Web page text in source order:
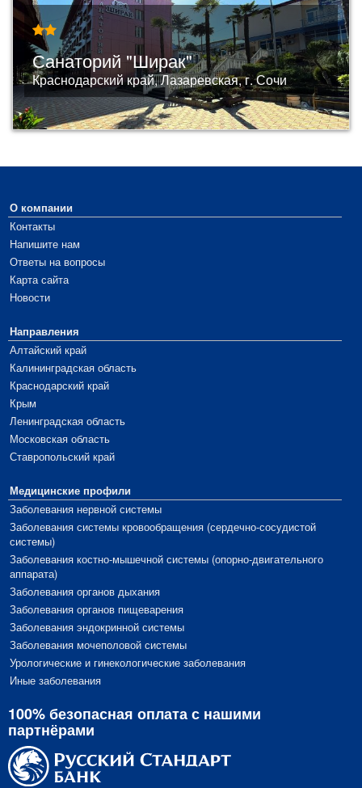
Санаторий "Ширак"
Краснодарский край, Лазаревская, г. Сочи
О компании
Контакты
Напишите нам
Ответы на вопросы
Карта сайта
Новости
Направления
Алтайский край
Калининградская область
Краснодарский край
Крым
Ленинградская область
Московская область
Ставропольский край
Медицинские профили
Заболевания нервной системы
Заболевания системы кровообращения (сердечно-сосудистой
системы)
Заболевания костно-мышечной системы (опорно-двигательного
аппарата)
Заболевания органов дыхания
Заболевания органов пищеварения
Заболевания эндокринной системы
Заболевания мочеполовой системы
Урологические и гинекологические заболевания
Иные заболевания
100% безопасная оплата с нашими
партнёрами